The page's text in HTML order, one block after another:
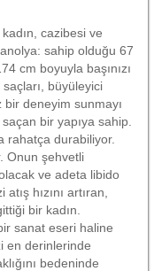
cazibesi ve
sahip olduğu 67
cm boyuyla başınızı
büyüleyici
deneyim sunmayı
bir yapıya sahip.
rahatça durabiliyor.
Onun şehvetli
ve adeta libido
hızını artıran,
bir kadın.
sanat eseri haline
en derinlerinde
bedeninde